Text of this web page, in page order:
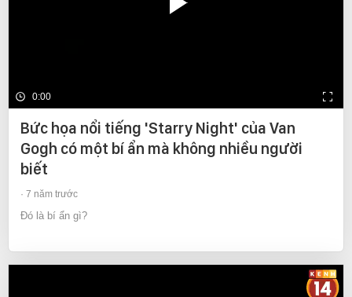
0:00
Bức họa nổi tiếng 'Starry Night' của Van
Gogh có một bí ẩn mà không nhiều người
biết
7 năm trước
Đó là bí ẩn gì?